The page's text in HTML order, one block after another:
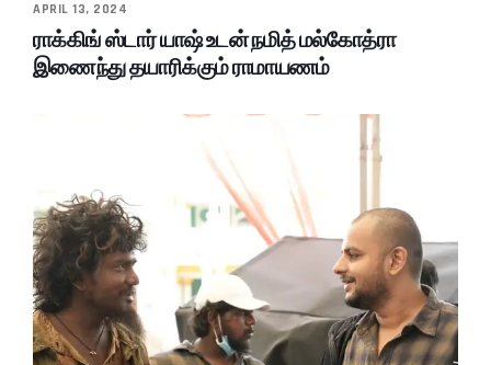
APRIL 13, 2024
ராக்கிங் ஸ்டார் யாஷ் உடன் நமித் மல்கோத்ரா
இணைந்து தயாரிக்கும் ராமாயணம்